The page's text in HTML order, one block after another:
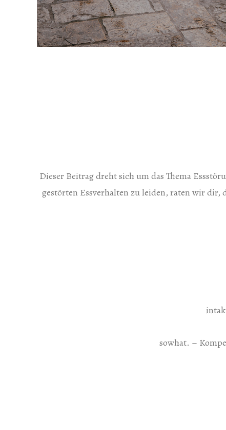
Dieser Beitrag dreht sich um das Thema
gestörten Essverhalten zu leiden, raten wir dir,
sowhat. –